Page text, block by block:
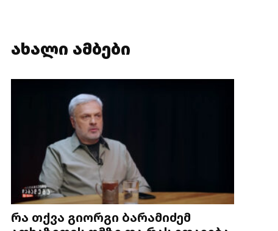
ახალი ამბები
რა თქვა გიორგი ბარამიძემ